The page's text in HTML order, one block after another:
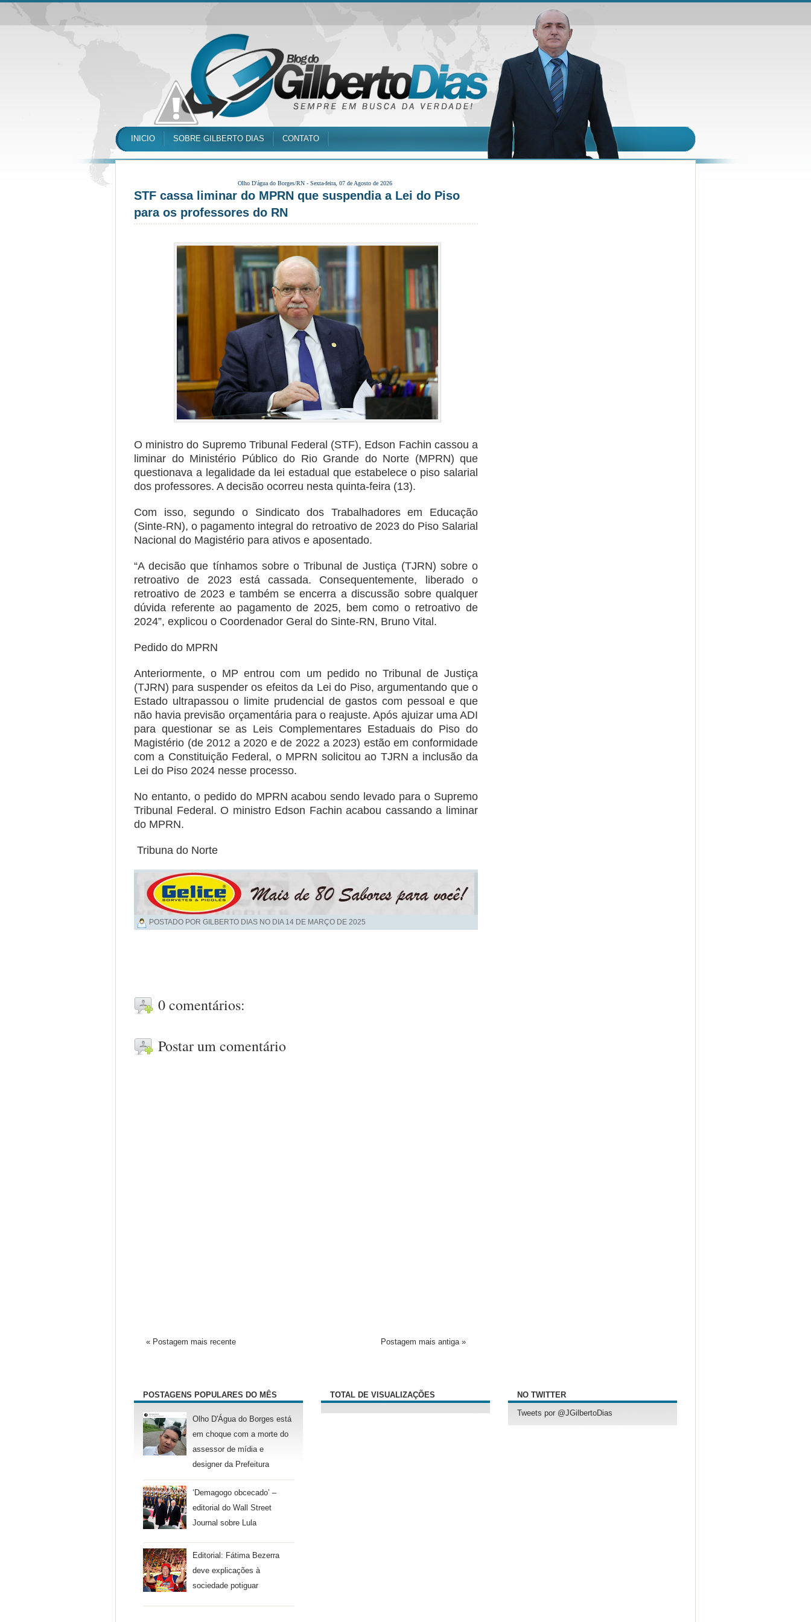
INICIO SOBRE GILBERTO DIAS CONTATO
Olho D'água do Borges/RN - Sexta-feira, 07 de Agosto de 2026
STF cassa liminar do MPRN que suspendia a Lei do Piso
para os professores do RN
O ministro do Supremo Tribunal Federal (STF), Edson Fachin cassou a
liminar do Ministério Público do Rio Grande do Norte (MPRN) que
questionava a legalidade da lei estadual que estabelece o piso salarial
dos professores. A decisão ocorreu nesta quinta-feira (13).
Com isso, segundo o Sindicato dos Trabalhadores em Educação
(Sinte-RN), o pagamento integral do retroativo de 2023 do Piso Salarial
Nacional do Magistério para ativos e aposentado.
“A decisão que tínhamos sobre o Tribunal de Justiça (TJRN) sobre o
retroativo de 2023 está cassada. Consequentemente, liberado o
retroativo de 2023 e também se encerra a discussão sobre qualquer
dúvida referente ao pagamento de 2025, bem como o retroativo de
2024”, explicou o Coordenador Geral do Sinte-RN, Bruno Vital.
Pedido do MPRN
Anteriormente, o MP entrou com um pedido no Tribunal de Justiça
(TJRN) para suspender os efeitos da Lei do Piso, argumentando que o
Estado ultrapassou o limite prudencial de gastos com pessoal e que
não havia previsão orçamentária para o reajuste. Após ajuizar uma ADI
para questionar se as Leis Complementares Estaduais do Piso do
Magistério (de 2012 a 2020 e de 2022 a 2023) estão em conformidade
com a Constituição Federal, o MPRN solicitou ao TJRN a inclusão da
Lei do Piso 2024 nesse processo.
No entanto, o pedido do MPRN acabou sendo levado para o Supremo
Tribunal Federal. O ministro Edson Fachin acabou cassando a liminar
do MPRN.
Tribuna do Norte
POSTADO POR GILBERTO DIAS NO DIA 14 DE MARÇO DE 2025
0 comentários:
Postar um comentário
« Postagem mais recente Postagem mais antiga »
POSTAGENS POPULARES DO MÊS
Olho D'Água do Borges está
em choque com a morte do
assessor de mídia e
designer da Prefeitura
‘Demagogo obcecado’ –
editorial do Wall Street
Journal sobre Lula
Editorial: Fátima Bezerra
deve explicações à
sociedade potiguar
TOTAL DE VISUALIZAÇÕES NO TWITTER
Tweets por @JGilbertoDias